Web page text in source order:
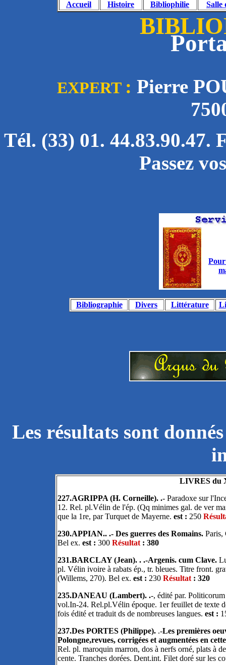
Accueil Histoire Bibliophilie Salle
EXPERT : Pierre
Tél. (33) 01. 44.83.90.47.
Passez
Bibliographie Divers Littérature
Les résultats sont
LIVRES du
227.AGRIPPA (H. Corneille). .- Paradoxe sur
12. Rel. pl.Vélin de l'ép. (Qq minimes gal. de ver
que la 1re, par Turquet de Mayerne. est : 250
230.APPIAN.. .- Des guerres des Romains.Paris,
Bel ex. est : 300 Résultat: 380
231.BARCLAY (Jean). . .-Argenis. cum Clave.
pl. Vélin ivoire à rabats ép., tr. bleues. Titre front.
(Willems, 270). Bel ex. est : 230 Résultat: 320
235.DANEAU (Lambert). .-, édité par.
vol.In-24. Rel.pl.Vélin époque. 1er feuillet de texte
fois édité et traduit ds de nombreuses langues. est :
237.Des PORTES (Philippe). .-Les premières
Polongne,revues, corrigées et augmentées en
Rel. pl. maroquin marron, dos à nerfs orné, plats à
cente. Tranches dorées. Dent.int. Filet doré sur les